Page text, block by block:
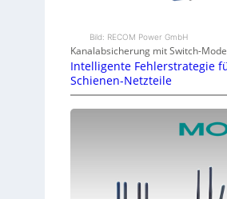
Bild: RECOM Power GmbH
Kanalabsicherung mit Switch-
Intelligente Fehlerstrategie
Schienen-Netzteile